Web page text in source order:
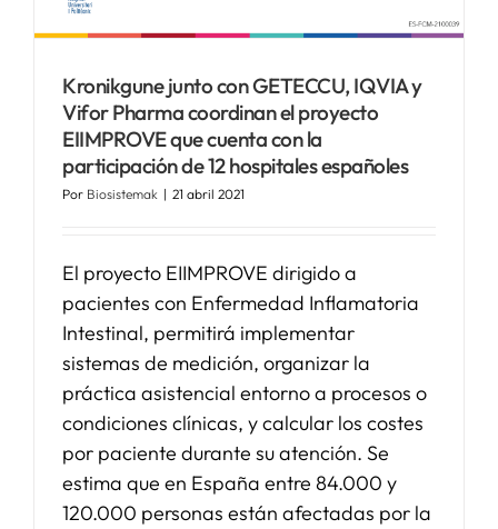
APOYO I+D+I
NOTICIAS
Kronikgune junto con GETECCU, IQVIA y
Vifor Pharma coordinan el proyecto
EIIMPROVE que cuenta con la
participación de 12 hospitales españoles
Por Biosistemak | 21 abril 2021
El proyecto EIIMPROVE dirigido a
pacientes con Enfermedad Inflamatoria
Intestinal, permitirá implementar
sistemas de medición, organizar la
práctica asistencial entorno a procesos o
condiciones clínicas, y calcular los costes
por paciente durante su atención. Se
estima que en España entre 84.000 y
120.000 personas están afectadas por la